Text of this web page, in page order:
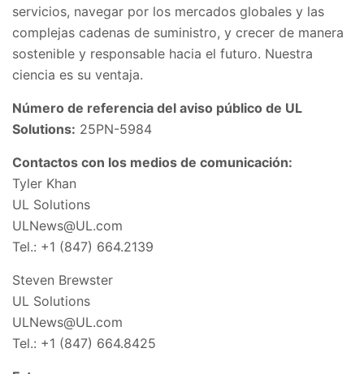
servicios, navegar por los mercados globales y las
complejas cadenas de suministro, y crecer de manera
sostenible y responsable hacia el futuro. Nuestra
ciencia es su ventaja.
Número de referencia del aviso público de UL
Solutions: 25PN-5984
Contactos con los medios de comunicación:
Tyler Khan
UL Solutions
ULNews@UL.com
Tel.: +1 (847) 664.2139
Steven Brewster
UL Solutions
ULNews@UL.com
Tel.: +1 (847) 664.8425